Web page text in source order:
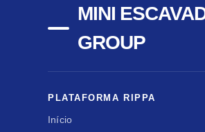
MINI
GROUP
PLATAFORMA RIPPA
Início